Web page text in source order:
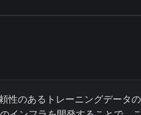
性のあるトレーニングデータ